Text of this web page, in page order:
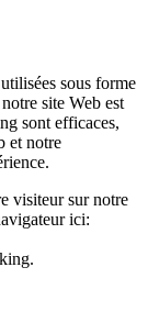
sous forme
site Web est
sont efficaces,
et notre
visiteur sur notre
ici: